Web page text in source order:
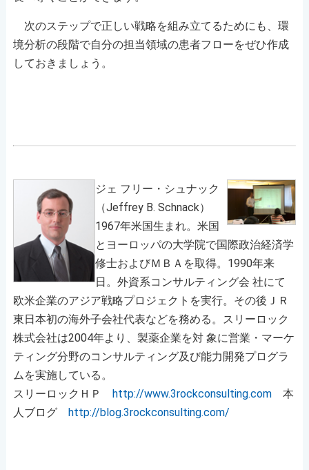
次のステップで正しい戦略を組み立てるためにも、環
境分析の段階で自分の担当領域の患者フローをぜひ作成
しておきましょう。
ジェ フリー・シュナック
（Jeffrey B. Schnack）
1967年米国生まれ。米国
とヨーロッパの大学院で国際政治経済学
修士およびＭＢＡを取得。1990年来
日。外資系コンサルティング会 社にて
欧米企業のアジア戦略プロジェクトを実行。その後ＪＲ
東日本初の海外子会社代表などを務める。スリーロック
株式会社は2004年より、製薬企業を対 象に営業・マーケ
ティング分野のコンサルティング及び能力開発プログラ
ムを実施している。
スリーロックＨＰ http://www.3rockconsulting.com本
人ブログ http://blog.3rockconsulting.com/